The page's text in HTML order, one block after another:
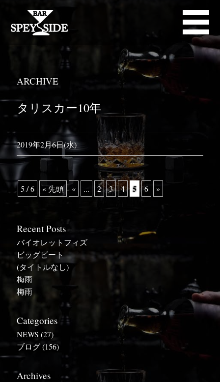
ARCHIVE
タリスカー10年
2019年2月6日(水)
5 / 6 « 先頭 « ... 2 3 4 5 6 »
Recent Posts
バイオレットフィズ
ビッグピート
(タイトルなし)
梅雨
梅雨
Categories
NEWS (27)
ブログ(156)
Archives